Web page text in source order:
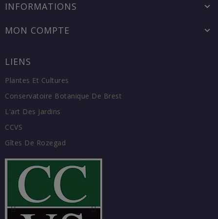
INFORMATIONS
MON COMPTE
LIENS
Plantes Et Cultures
Conservatoire Botanique De Brest
L'art Des Jardins
CCVS
Gîtes De Rozegad